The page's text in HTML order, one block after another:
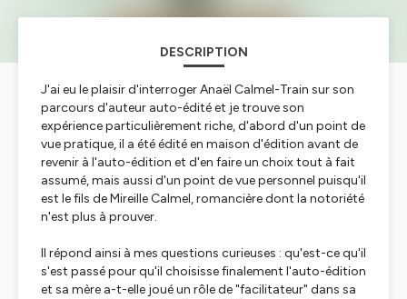
DESCRIPTION
J'ai eu le plaisir d'interroger Anaël Calmel-Train sur son
parcours d'auteur auto-édité et je trouve son
expérience particulièrement riche, d'abord d'un point de
vue pratique, il a été édité en maison d'édition avant de
revenir à l'auto-édition et d'en faire un choix tout à fait
assumé, mais aussi d'un point de vue personnel puisqu'il
est le fils de Mireille Calmel, romancière dont la notoriété
n'est plus à prouver.
Il répond ainsi à mes questions curieuses : qu'est-ce qu'il
s'est passé pour qu'il choisisse finalement l'auto-édition
et sa mère a-t-elle joué un rôle de "facilitateur" dans sa